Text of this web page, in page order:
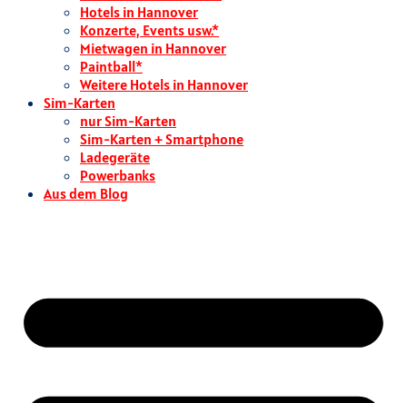
Hotels in Hannover
Konzerte, Events usw.*
Mietwagen in Hannover
Paintball*
Weitere Hotels in Hannover
Sim-Karten
nur Sim-Karten
Sim-Karten + Smartphone
Ladegeräte
Powerbanks
Aus dem Blog